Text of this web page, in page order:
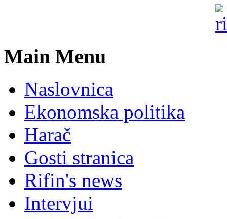
Main Menu
Naslovnica
Ekonomska politika
Harač
Gosti stranica
Rifin's news
Intervjui